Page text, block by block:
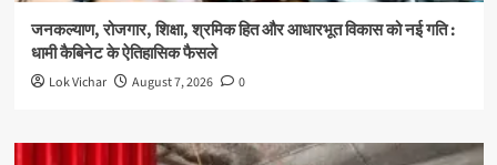
जनकल्याण, रोजगार, शिक्षा, श्रमिक हित और आधारभूत विकास को नई गति :
धामी कैबिनेट के ऐतिहासिक फैसले
Lok Vichar August 7, 2026 0